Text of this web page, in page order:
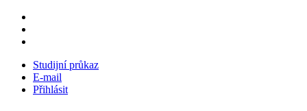
Studijní průkaz
E-mail
Přihlásit